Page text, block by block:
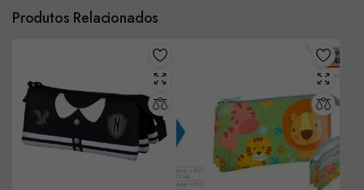
Produtos Relacionados